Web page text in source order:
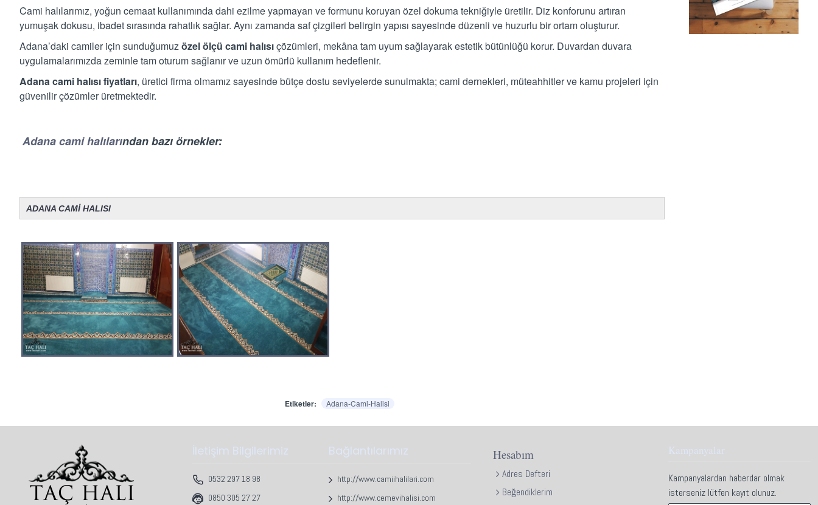
Cami halılarımız, yoğun cemaat kullanımında dahi ezilme yapmayan ve formunu koruyan özel dokuma tekniğiyle üretilir. Diz konforunu artıran
yumuşak dokusu, ibadet sırasında rahatlık sağlar. Aynı zamanda saf çizgileri belirgin yapısı sayesinde düzenli ve huzurlu bir ortam oluşturur.
Adana’daki camiler için sunduğumuzözel ölçü cami halısıçözümleri, mekâna tam uyum sağlayarak estetik bütünlüğü korur. Duvardan duvara
uygulamalarımızda zeminle tam oturum sağlanır ve uzun ömürlü kullanım hedeflenir.
Adana cami halısı fiyatları, üretici firma olmamız sayesinde bütçe dostu seviyelerde sunulmakta; cami dernekleri, müteahhitler ve kamu projeleri için
güvenilir çözümler üretmektedir.
Adana cami halılarından bazı örnekler:
ADANA CAMİ HALISI
Etiketler: Adana-Cami-Halisi
İletişim Bilgilerimiz
0532 297 18 98
0850 305 27 27
Bağlantılarımız
http://www.camiihalilari.com
http://www.cemevihalisi.com
Hesabım
Adres Defteri
Beğendiklerim
Kampanyalar
Kampanyalardan haberdar olmak
isterseniz lütfen kayıt olunuz.